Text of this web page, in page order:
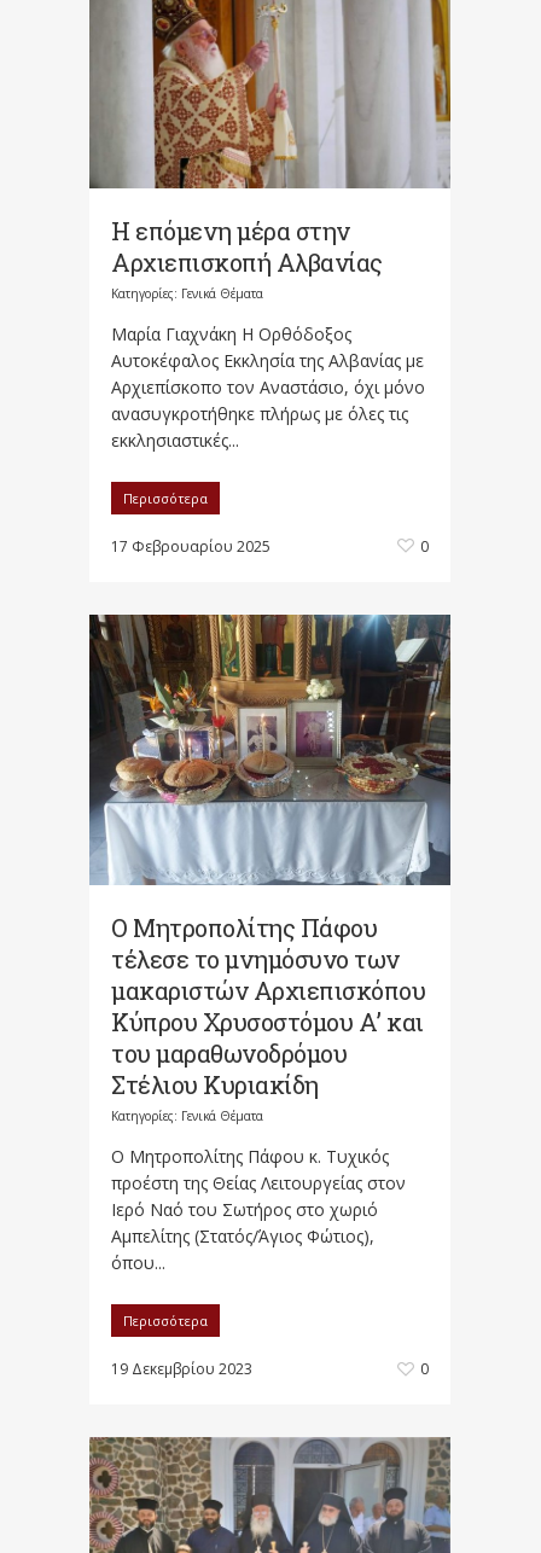
Η επόμενη μέρα στην
Αρχιεπισκοπή Αλβανίας
Κατηγορίες: Γενικά Θέματα
Μαρία Γιαχνάκη Η Ορθόδοξος
Αυτοκέφαλος Εκκλησία της Αλβανίας με
Αρχιεπίσκοπο τον Αναστάσιο, όχι μόνο
ανασυγκροτήθηκε πλήρως με όλες τις
εκκλησιαστικές...
Περισσότερα
17 Φεβρουαρίου 2025 0
Ο Μητροπολίτης Πάφου
τέλεσε το μνημόσυνο των
μακαριστών Αρχιεπισκόπου
Κύπρου Χρυσοστόμου Α’ και
του μαραθωνοδρόμου
Στέλιου Κυριακίδη
Κατηγορίες: Γενικά Θέματα
Ο Μητροπολίτης Πάφου κ. Τυχικός
προέστη της Θείας Λειτουργείας στον
Ιερό Ναό του Σωτήρος στο χωριό
Αμπελίτης (Στατός/Άγιος Φώτιος),
όπου...
Περισσότερα
19 Δεκεμβρίου 2023 0